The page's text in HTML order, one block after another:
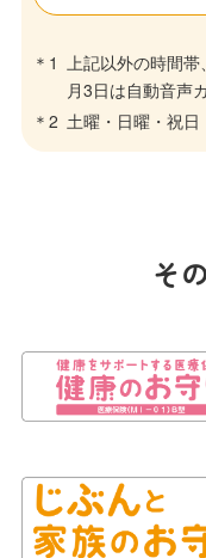
上記以外の時間
月3日は自動音声
土曜・日曜・祝日
そ